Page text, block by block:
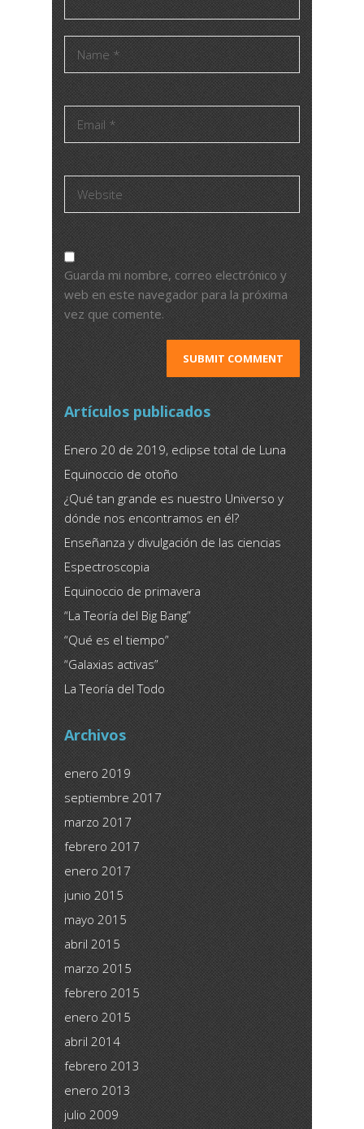
Guarda mi nombre, correo electrónico y
web en este navegador para la próxima
vez que comente.
Artículos publicados
Enero 20 de 2019, eclipse total de Luna
Equinoccio de otoño
¿Qué tan grande es nuestro Universo y
dónde nos encontramos en él?
Enseñanza y divulgación de las ciencias
Espectroscopia
Equinoccio de primavera
“La Teoría del Big Bang”
“Qué es el tiempo”
“Galaxias activas”
La Teoría del Todo
Archivos
enero 2019
septiembre 2017
marzo 2017
febrero 2017
enero 2017
junio 2015
mayo 2015
abril 2015
marzo 2015
febrero 2015
enero 2015
abril 2014
febrero 2013
enero 2013
julio 2009